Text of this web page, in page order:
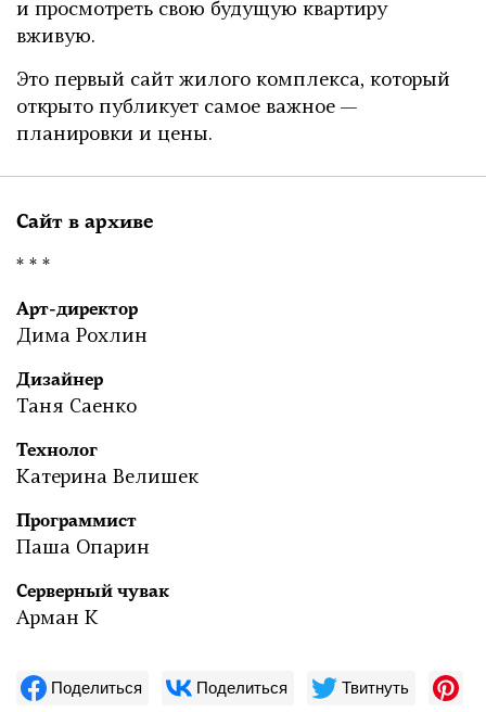
и просмотреть свою будущую квартиру
вживую.
Это первый сайт жилого комплекса, который
открыто публикует самое важное —
планировки и цены.
Сайт в архиве
* * *
Арт-директор
Дима Рохлин
Дизайнер
Таня Саенко
Технолог
Катерина Велишек
Программист
Паша Опарин
Серверный чувак
Арман К
Поделиться Поделиться Твитнуть